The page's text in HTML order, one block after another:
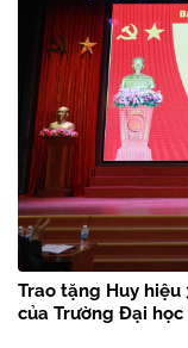
Trao tặng Huy
của Trường Đại học